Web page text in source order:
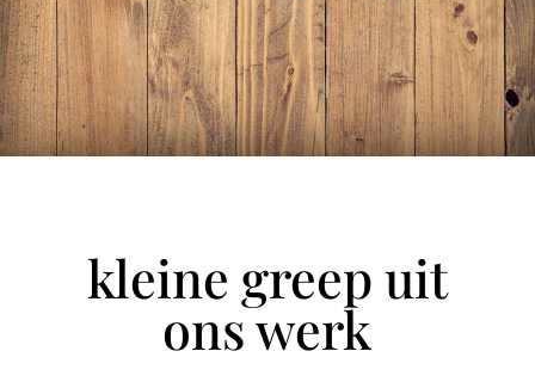
kleine greep uit
ons werk